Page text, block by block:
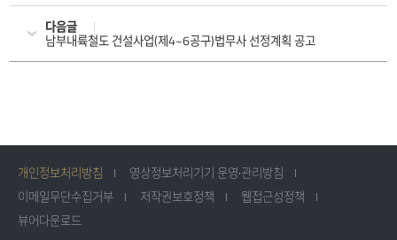
다음글
남부내륙철도 건설사업(제4~6공구)법무사 선정계획 공고
개인정보처리방침
영상정보처리기기 운영·관리방침
이메일무단수집거부
저작권보호정책
웹접근성정책
뷰어다운로드